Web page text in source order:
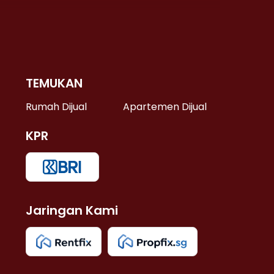
TEMUKAN
Rumah Dijual Apartemen Dijual
KPR
Jaringan Kami